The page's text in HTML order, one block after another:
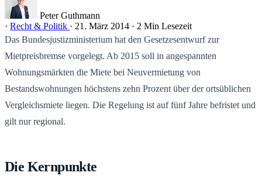
Peter Guthmann
· Recht & Politik · 21. März 2014 · 2 Min Lesezeit
Das Bundesjustizministerium hat den Gesetzesentwurf zur
Mietpreisbremse vorgelegt. Ab 2015 soll in angespannten
Wohnungsmärkten die Miete bei Neuvermietung von
Bestandswohnungen höchstens zehn Prozent über der ortsüblichen
Vergleichsmiete liegen. Die Regelung ist auf fünf Jahre befristet und
gilt nur regional.
Die Kernpunkte